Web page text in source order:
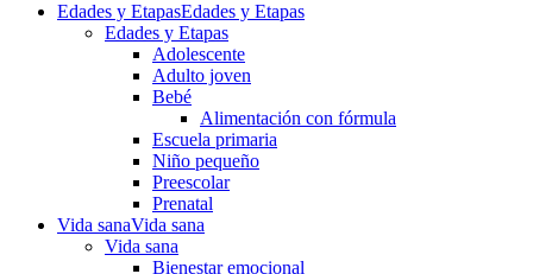
Edades y EtapasEdades y Etapas
Edades y Etapas
Adolescente
Adulto joven
Bebé
Alimentación con fórmula
Escuela primaria
Niño pequeño
Preescolar
Prenatal
Vida sanaVida sana
Vida sana
Bienestar emocional